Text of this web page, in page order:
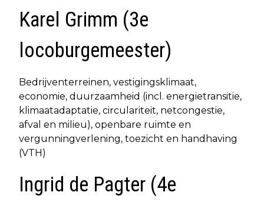
Karel Grimm (3e
locoburgemeester)
Bedrijventerreinen, vestigingsklimaat,
economie, duurzaamheid (incl. energietransitie,
klimaatadaptatie, circulariteit, netcongestie,
afval en milieu), openbare ruimte en
vergunningverlening, toezicht en handhaving
(VTH)
Ingrid de Pagter (4e